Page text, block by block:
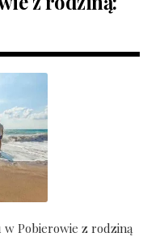
w Pobierowie z rodziną